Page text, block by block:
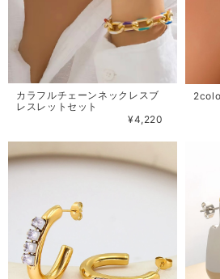
カラフルチェーンネックレスブ
レスレットセット
¥4,220